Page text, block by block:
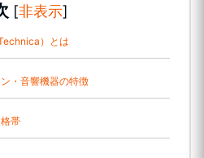
[非表示]
）とは
・音響機器の特徴
帯